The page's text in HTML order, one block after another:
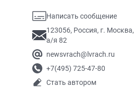
Написать сообщение
123056, Россия, г. Москва,
а/я 82
newsvrach@lvrach.ru
+7(495) 725-47-80
Стать автором